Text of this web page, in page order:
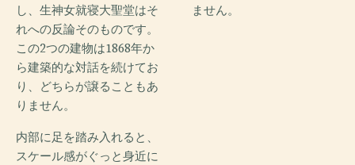
し、生神女就寝大聖堂はそ
れへの反論そのものです。
この2つの建物は1868年か
ら建築的な対話を続けてお
り、どちらが譲ることもあ
りません。
内部に足を踏み入れると、
スケール感がぐっと身近に
ません。